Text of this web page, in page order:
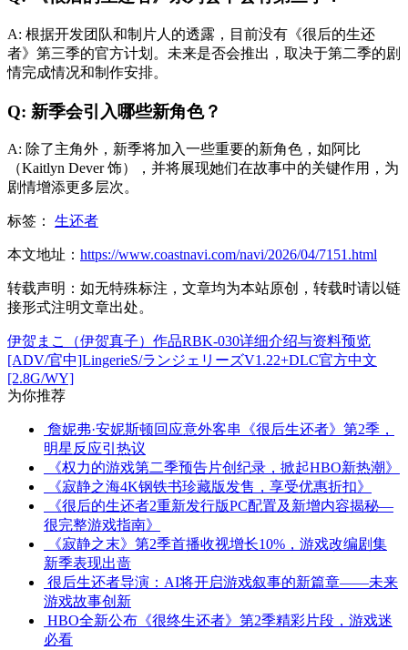
A: 根据开发团队和制片人的透露，目前没有《很后的生还
者》第三季的官方计划。未来是否会推出，取决于第二季的剧
情完成情况和制作安排。
Q: 新季会引入哪些新角色？
A: 除了主角外，新季将加入一些重要的新角色，如阿比
（Kaitlyn Dever 饰），并将展现她们在故事中的关键作用，为
剧情增添更多层次。
标签： 生还者
本文地址： https://www.coastnavi.com/navi/2026/04/7151.html
转载声明： 如无特殊标注，文章均为本站原创，转载时请以链
接形式注明文章出处。
伊贺まこ（伊贺真子）作品RBK-030详细介绍与资料预览
[ADV/官中]LingerieS/ランジェリーズV1.22+DLC官方中文
[2.8G/WY]
为你推荐
詹妮弗·安妮斯顿回应意外客串《很后生还者》第2季，
明星反应引热议
《权力的游戏第二季预告片创纪录，掀起HBO新热潮》
《寂静之海4K钢铁书珍藏版发售，享受优惠折扣》
《很后的生还者2重新发行版PC配置及新增内容揭秘—
很完整游戏指南》
《寂静之末》第2季首播收视增长10%，游戏改编剧集
新季表现出啬
很后生还者导演：AI将开启游戏叙事的新篇章——未来
游戏故事创新
HBO全新公布《很终生还者》第2季精彩片段，游戏迷
必看